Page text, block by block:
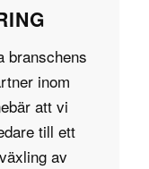
branschens
inom
att vi
till ett
av